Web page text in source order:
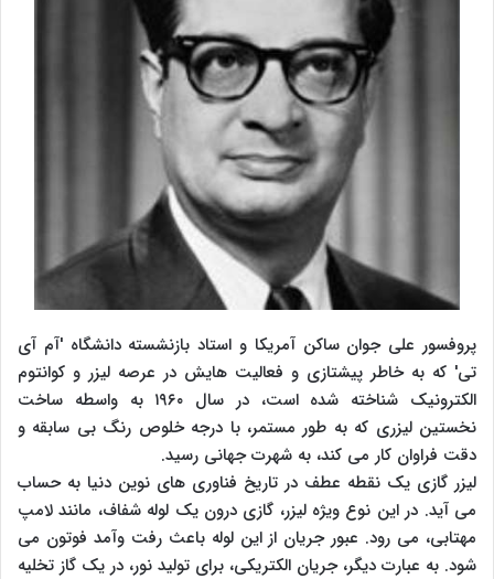
پروفسور علی جوان ساکن آمریکا و استاد بازنشسته دانشگاه 'آم آی
تی' که به خاطر پیشتازی و فعالیت هایش در عرصه لیزر و کوانتوم
الکترونیک شناخته شده است، در سال ۱۹۶۰ به واسطه ساخت
نخستین لیزری که به طور مستمر، با درجه خلوص رنگ بی سابقه و
دقت فراوان کار می کند، به شهرت جهانی رسید.
لیزر گازی یک نقطه عطف در تاریخ فناوری های نوین دنیا به حساب
می آید. در این نوع ویژه لیزر، گازی درون یک لوله شفاف، مانند لامپ
مهتابی، می رود. عبور جریان از این لوله باعث رفت وآمد فوتون می
شود. به عبارت دیگر، جریان الکتریکی، برای تولید نور، در یک گاز تخلیه